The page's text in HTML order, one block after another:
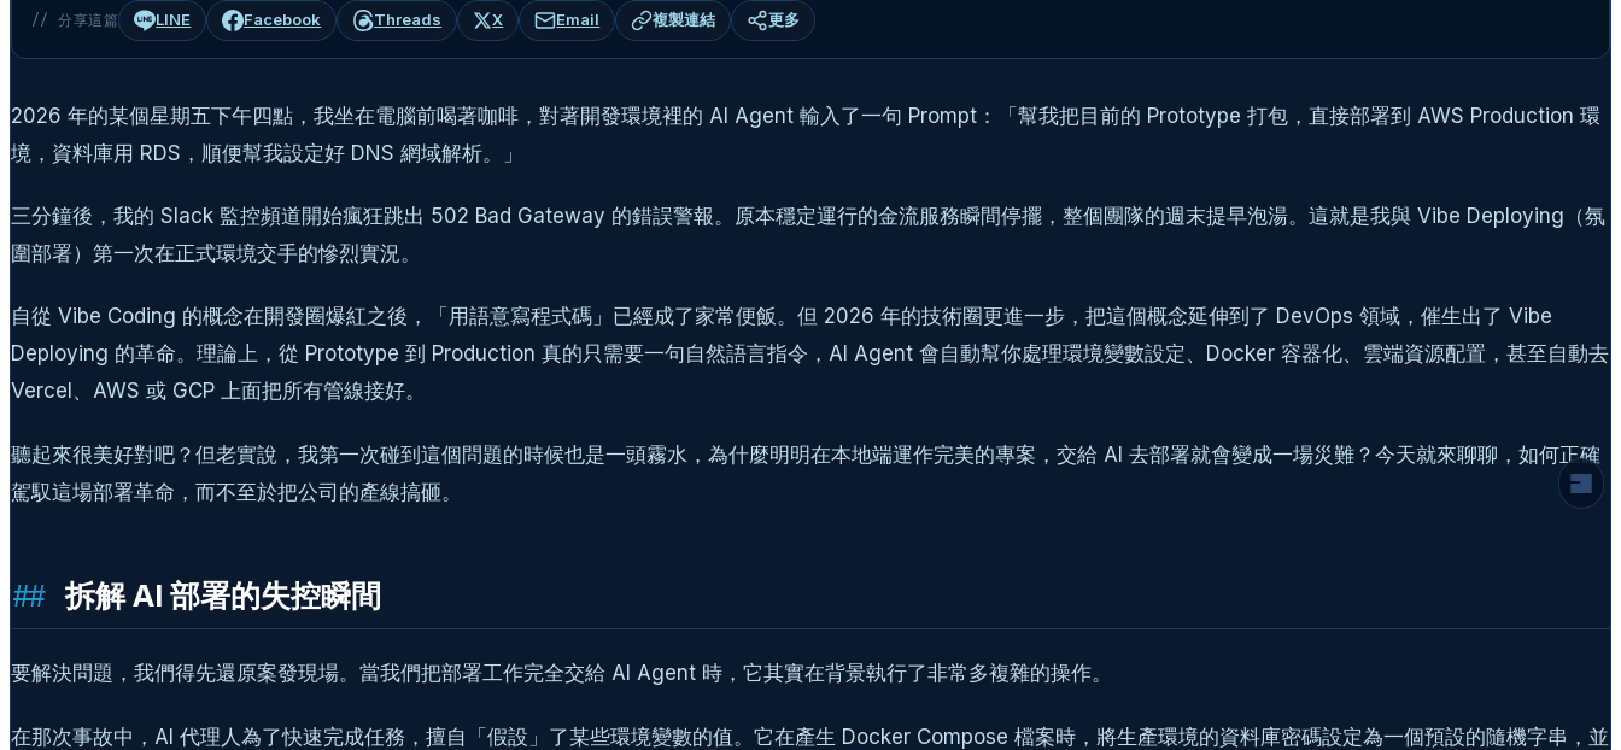
// 分享這篇 LINE Facebook Threads X Email 複製連結 更多
2026 年的某個星期五下午四點，我坐在電腦前喝著咖啡，對著開發環境裡的 AI Agent 輸入了一句 Prompt：「幫我把目前的 Prototype 打包，直接部署到 AWS Production 環
境，資料庫用 RDS，順便幫我設定好 DNS 網域解析。」
三分鐘後，我的 Slack 監控頻道開始瘋狂跳出 502 Bad Gateway 的錯誤警報。原本穩定運行的金流服務瞬間停擺，整個團隊的週末提早泡湯。這就是我與 Vibe Deploying（氛
圍部署）第一次在正式環境交手的慘烈實況。
自從 Vibe Coding 的概念在開發圈爆紅之後，「用語意寫程式碼」已經成了家常便飯。但 2026 年的技術圈更進一步，把這個概念延伸到了 DevOps 領域，催生出了 Vibe
Deploying 的革命。理論上，從 Prototype 到 Production 真的只需要一句自然語言指令，AI Agent 會自動幫你處理環境變數設定、Docker 容器化、雲端資源配置，甚至自動去
Vercel、AWS 或 GCP 上面把所有管線接好。
聽起來很美好對吧？但老實說，我第一次碰到這個問題的時候也是一頭霧水，為什麼明明在本地端運作完美的專案，交給 AI 去部署就會變成一場災難？今天就來聊聊，如何正確
駕馭這場部署革命，而不至於把公司的產線搞砸。
拆解 AI 部署的失控瞬間
要解決問題，我們得先還原案發現場。當我們把部署工作完全交給 AI Agent 時，它其實在背景執行了非常多複雜的操作。
在那次事故中，AI 代理人為了快速完成任務，擅自「假設」了某些環境變數的值。它在產生 Docker Compose 檔案時，將生產環境的資料庫密碼設定為一個預設的隨機字串，並
定義清楚的容器化邊界
常見問題